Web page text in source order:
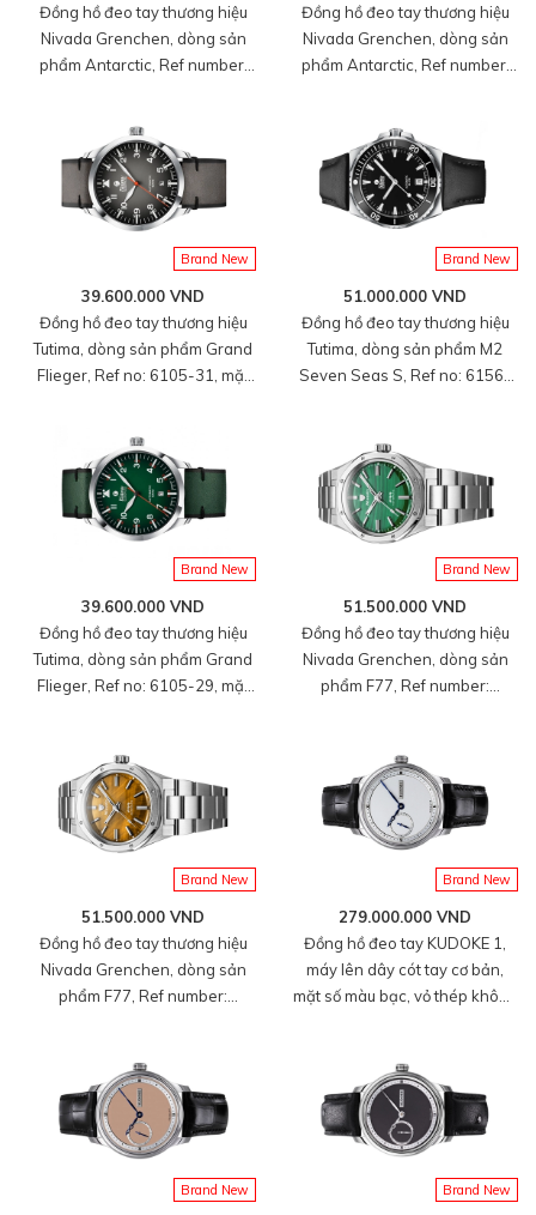
Đồng hồ đeo tay thương hiệu
Nivada Grenchen, dòng sản
phẩm Antarctic, Ref number:
và dây bằng thép không gỉ
316, mới 100%
Đồng hồ đeo tay thương hiệu
Nivada Grenchen, dòng sản
phẩm Antarctic, Ref number:
và dây bằng thép không gỉ
316, mới 100%
Brand New
39.600.000 VND
Đồng hồ đeo tay thương hiệu
Tutima, dòng sản phẩm Grand
Flieger, Ref no: 6105-31, mặt
không gỉ và dây da bê màu
xám, hàng mới 100%
Brand New
51.000.000 VND
Đồng hồ đeo tay thương hiệu
Tutima, dòng sản phẩm M2
Seven Seas S, Ref no: 6156-
không gỉ, dây cao su phủ da,
hàng mới 100%
Brand New
39.600.000 VND
Đồng hồ đeo tay thương hiệu
Tutima, dòng sản phẩm Grand
Flieger, Ref no: 6105-29, mặt
không gỉ và dây da bê màu
xanh lá, hàng mới 100%
Brand New
51.500.000 VND
Đồng hồ đeo tay thương hiệu
Nivada Grenchen, dòng sản
phẩm F77, Ref number:
máy tự động, vỏ và dây đồng
hồ bằng thép 316L, mới 100%
Brand New
51.500.000 VND
Đồng hồ đeo tay thương hiệu
Nivada Grenchen, dòng sản
phẩm F77, Ref number:
động, vỏ và dây đồng hồ bằng
thép 316L, mới 100%
Brand New
279.000.000 VND
Đồng hồ đeo tay KUDOKE 1,
máy lên dây cót tay cơ bản,
mặt số màu bạc, vỏ thép không
Brand New Brand New